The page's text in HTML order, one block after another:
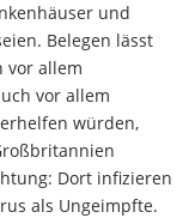
und
Belegen lässt
vor allem
vor allem
würden,
Dort infizieren
als Ungeimpfte.